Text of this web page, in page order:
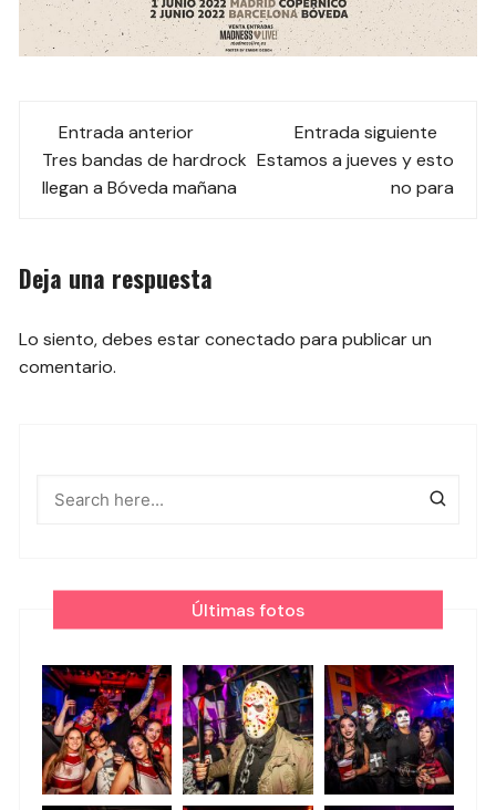
Navegación
de
entradas
Entrada anterior
Tres bandas de hardrock
llegan a Bóveda mañana
Entrada siguiente
Estamos a jueves y esto
no para
Deja una respuesta
Lo siento, debes estarconectado para publicar un
comentario.
Últimas fotos